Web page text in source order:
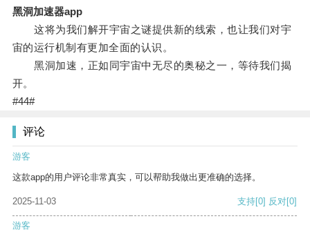
黑洞加速器app
这将为我们解开宇宙之谜提供新的线索，也让我们对宇
宙的运行机制有更加全面的认识。
黑洞加速，正如同宇宙中无尽的奥秘之一，等待我们揭
开。
#44#
评论
游客
这款app的用户评论非常真实，可以帮助我做出更准确的选择。
2025-11-03 支持[0] 反对[0]
游客